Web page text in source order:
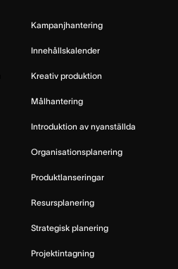
Kampanjhantering
Innehållskalender
Kreativ produktion
Målhantering
Introduktion av nyanställda
Organisationsplanering
Produktlanseringar
Resursplanering
Strategisk planering
Projektintagning